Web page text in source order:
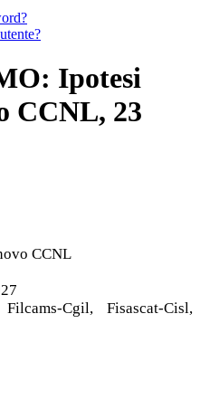
Ipotesi
CCNL, 23
CCNL
Cgil, Fisascat-Cisl,